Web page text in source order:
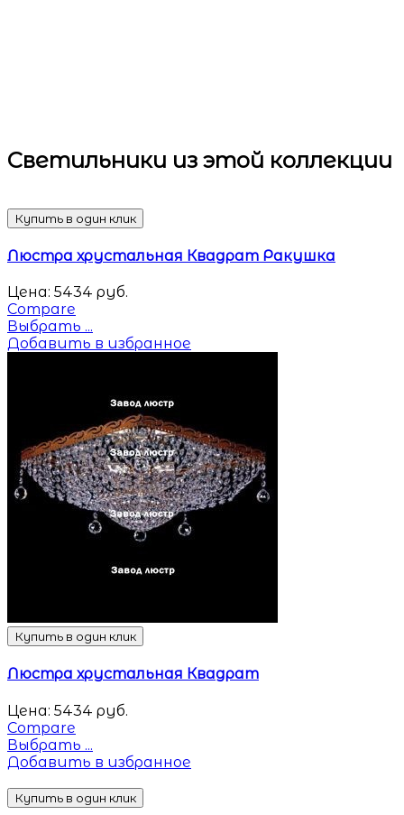
Светильники из этой коллекции
Купить в один клик
Люстра хрустальная Квадрат Ракушка
Цена: 5434 руб.
Compare
Выбрать ...
Добавить в избранное
Купить в один клик
Люстра хрустальная Квадрат
Цена: 5434 руб.
Compare
Выбрать ...
Добавить в избранное
Купить в один клик